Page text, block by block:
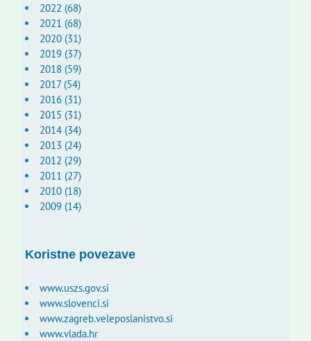
2022 (68)
2021 (68)
2020 (31)
2019 (37)
2018 (59)
2017 (54)
2016 (31)
2015 (31)
2014 (34)
2013 (24)
2012 (29)
2011 (27)
2010 (18)
2009 (14)
Koristne povezave
www.uszs.gov.si
www.slovenci.si
www.zagreb.veleposlanistvo.si
www.vlada.hr